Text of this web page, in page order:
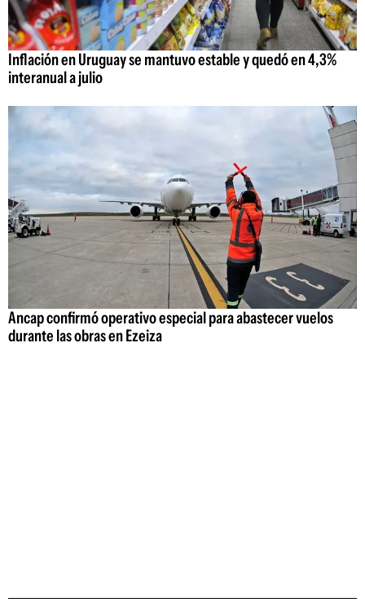
Inflación en Uruguay se mantuvo estable y quedó en 4,3%
interanual a julio
Ancap confirmó operativo especial para abastecer vuelos
durante las obras en Ezeiza